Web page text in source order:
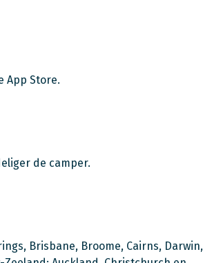
App Store.
de camper.
Brisbane, Broome, Cairns, Darwin,